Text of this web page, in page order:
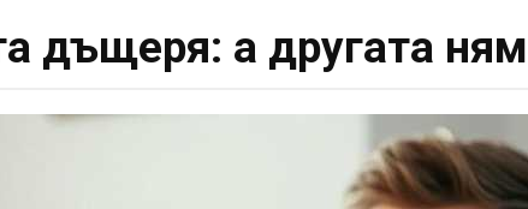
дъщеря: а другата